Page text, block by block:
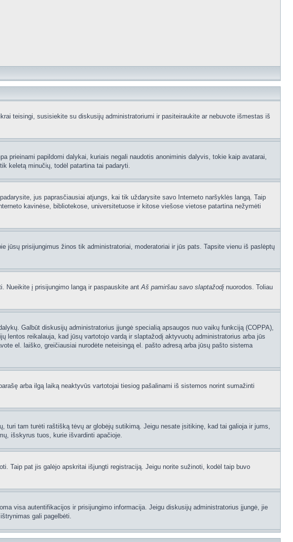
teisingi, susisiekite su diskusijų administratoriumi ir pasiteiraukite ar nebuvote išmestas iš
prieinami papildomi dalykai, kuriais negali naudotis anoniminis dalyvis, tokie kaip avatarai,
keletą minučių, todėl patartina tai padaryti.
jus paprasčiausiai atjungs, kai tik uždarysite savo Interneto naršyklės langą. Taip
kavinėse, bibliotekose, universitetuose ir kitose viešose vietose patartina nežymėti
jūsų prisijungimus žinos tik administratoriai, moderatoriai ir jūs pats. Tapsite vienu iš paslėptų
Nueikite į prisijungimo langą ir paspauskite antAš pamiršau savo slaptažodį nuorodos. Toliau
Galbūt diskusijų administratorius įjungė specialią apsaugos nuo vaikų funkciją (COPPA),
lentos reikalauja, kad jūsų vartotojo vardą ir slaptažodį aktyvuotų administratorius arba jūs
el. laiško, greičiausiai nurodėte neteisingą el. pašto adresą arba jūsų pašto sistema
arba ilgą laiką neaktyvūs vartotojai tiesiog pašalinami iš sistemos norint sumažinti
turi tam turėti raštišką tėvų ar globėjų sutikimą. Jeigu nesate įsitikinę, kad tai galioja ir jums,
išskyrus tuos, kurie išvardinti apačioje.
Taip pat jis galėjo apskritai išjungti registraciją. Jeigu norite sužinoti, kodėl taip buvo
visa autentifikacijos ir prisijungimo informacija. Jeigu diskusijų administratorius įjungė, jie
gali pagelbėti.